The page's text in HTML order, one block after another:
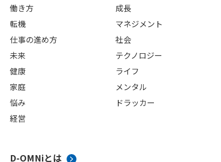
働き方
成長
転機
マネジメント
仕事の進め方
社会
未来
テクノロジー
健康
ライフ
家庭
メンタル
悩み
ドラッカー
経営
D-OMNiとは